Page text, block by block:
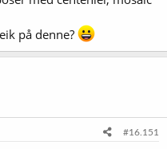
på denne?
#16.151